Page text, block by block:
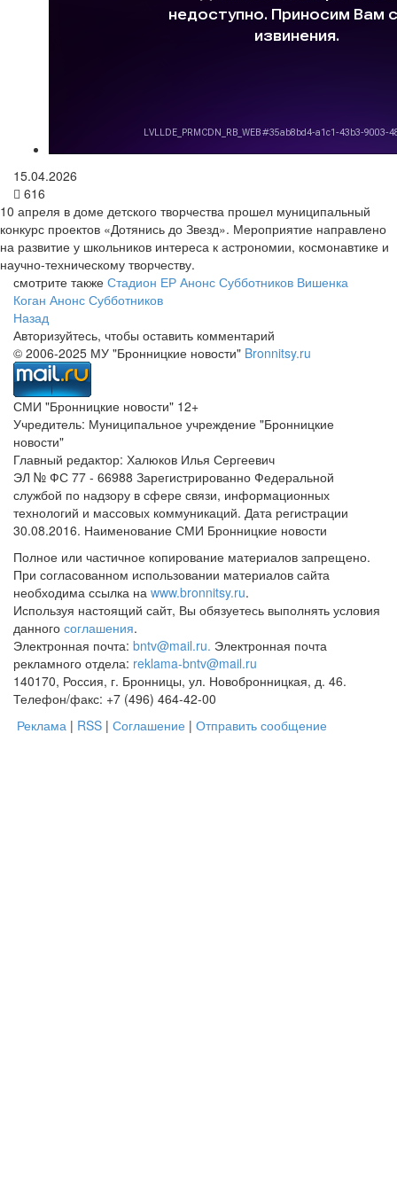
15.04.2026
616
10 апреля в доме детского творчества прошел муниципальный
конкурс проектов «Дотянись до Звезд». Мероприятие направлено
на развитие у школьников интереса к астрономии, космонавтике и
научно-техническому творчеству.
смотрите также Стадион ЕР Анонс Субботников Вишенка
Коган Анонс Субботников
Назад
Авторизуйтесь, чтобы оставить комментарий
© 2006-2025 МУ "Бронницкие новости" Bronnitsy.ru
СМИ "Бронницкие новости" 12+
Учредитель: Муниципальное учреждение "Бронницкие
новости"
Главный редактор: Халюков Илья Сергеевич
ЭЛ № ФС 77 - 66988 Зарегистрированно Федеральной
службой по надзору в сфере связи, информационных
технологий и массовых коммуникаций. Дата регистрации
30.08.2016. Наименование СМИ Бронницкие новости
Полное или частичное копирование материалов запрещено.
При согласованном использовании материалов сайта
необходима ссылка на www.bronnitsy.ru.
Используя настоящий сайт, Вы обязуетесь выполнять условия
данного соглашения.
Электронная почта: bntv@mail.ru. Электронная почта
рекламного отдела: reklama-bntv@mail.ru
140170, Россия, г. Бронницы, ул. Новобронницкая, д. 46.
Телефон/факс: +7 (496) 464-42-00
Реклама | RSS | Соглашение | Отправить сообщение